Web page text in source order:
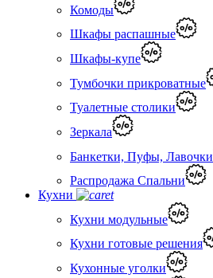
Комоды
Шкафы распашные
Шкафы-купе
Тумбочки прикроватные
Туалетные столики
Зеркала
Банкетки, Пуфы, Лавочки
Распродажа Спальни
Кухни
Кухни модульные
Кухни готовые решения
Кухонные уголки